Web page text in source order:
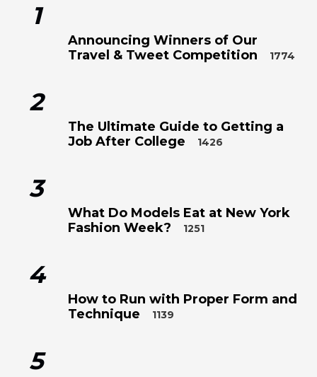
1
Announcing Winners of Our
Travel & Tweet Competition
1774
2
The Ultimate Guide to Getting a
Job After College
1426
3
What Do Models Eat at New York
Fashion Week?
1251
4
How to Run with Proper Form and
Technique
1139
5